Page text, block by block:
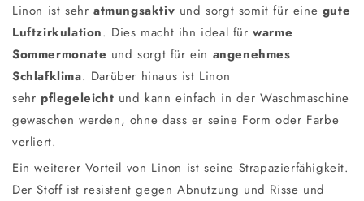
Linon ist sehr atmungsaktiv und sorgt somit für eine gute
Luftzirkulation. Dies macht ihn ideal fürwarme
Sommermonate und sorgt für ein angenehmes
Schlafklima. Darüber hinaus ist Linon
sehr pflegeleicht und kann einfach in der Waschmaschine
gewaschen werden, ohne dass er seine Form oder Farbe
verliert.
Ein weiterer Vorteil von Linon ist seine Strapazierfähigkeit.
Der Stoff ist resistent gegen Abnutzung und Risse und